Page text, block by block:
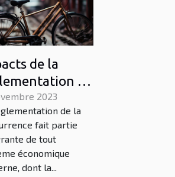
de la
de
sur
belge
2023
de la
fait partie
de tout
économique
dont la...